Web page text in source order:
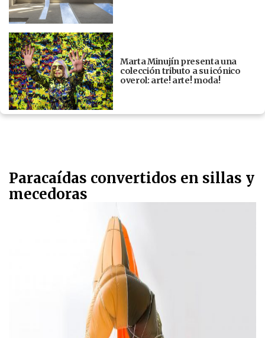
Marta Minujín presenta una
colección tributo a su icónico
overol: arte! arte! moda!
Paracaídas convertidos en sillas y
mecedoras